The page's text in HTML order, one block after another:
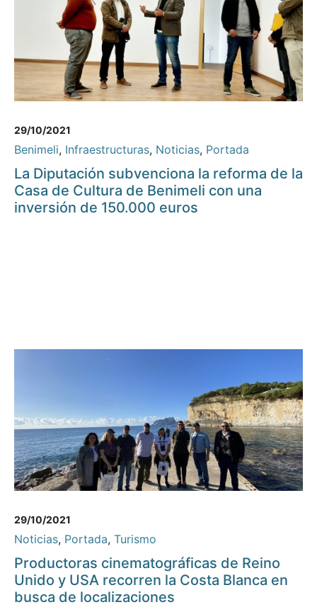
29/10/2021
Benimeli, Infraestructuras, Noticias, Portada
La Diputación subvenciona la reforma de la
Casa de Cultura de Benimeli con una
inversión de 150.000 euros
29/10/2021
Noticias, Portada, Turismo
Productoras cinematográficas de Reino
Unido y USA recorren la Costa Blanca en
busca de localizaciones